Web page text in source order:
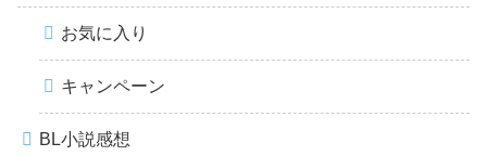
お気に入り
キャンペーン
BL小説感想